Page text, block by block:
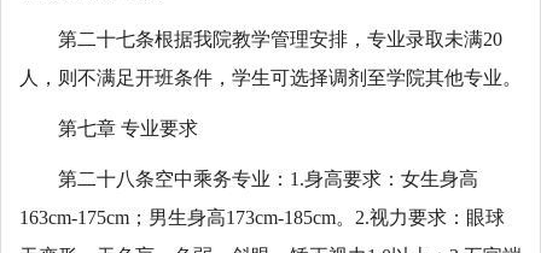
第二十七条根据我院教学管理安排，专业录取未满20
人，则不满足开班条件，学生可选择调剂至学院其他专业。
第七章 专业要求
第二十八条空中乘务专业：1.身高要求：女生身高
163cm-175cm；男生身高173cm-185cm。2.视力要求：眼球